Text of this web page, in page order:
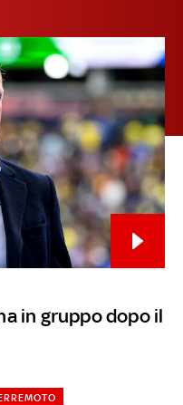
in gruppo dopo il